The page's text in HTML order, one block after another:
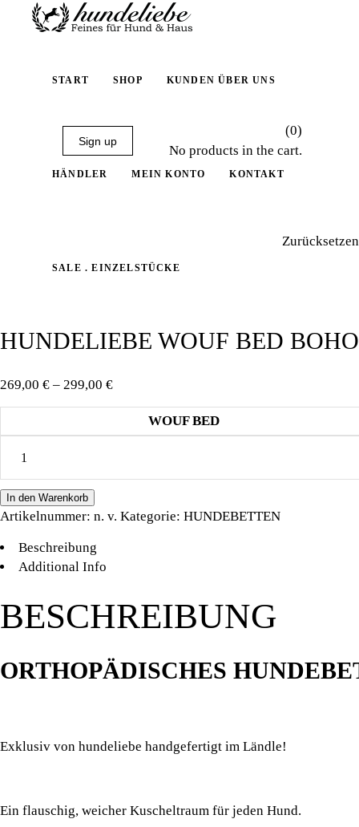
START SHOP KUNDEN ÜBER UNS
HÄNDLER MEIN KONTO KONTAKT
SALE . EINZELSTÜCKE
Sign up
(0)
No products in the cart.
HUNDELIEBE WOUF BED BOHO
269,00 € – 299,00 €Preisspanne:
269,00 €
WOUF BED
Zurücksetzen
WOUF
BED
BOHO
quantity
In den Warenkorb
Artikelnummer: n. v. Kategorie: HUNDEBETTEN
Beschreibung
Additional Info
BESCHREIBUNG
ORTHOPÄDISCHES
Exklusiv von hundeliebe handgefertigt im Ländle!
Ein flauschig, weicher Kuscheltraum für jeden Hund.